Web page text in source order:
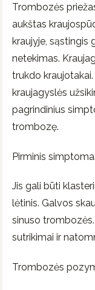
Trombozės
aukštas
kraujyje, sąstingis
netekimas.
trukdo
kraujagyslės
pagrindinius
trombozę.
Pirminis
Jis gali būti
lėtinis. Galvos
sinuso
sutrikimai ir
Trombozės